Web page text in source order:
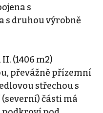
s
s druhou výrobně
(1406 m2)
převážně přízemní
střechou s
části má